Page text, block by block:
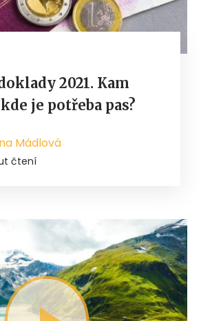
2021. Kam
je potřeba pas?
Mádlová
čtení